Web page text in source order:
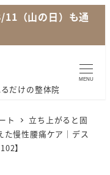
11（山の日）も通
だけの整体院
MENU
ト
立ち上がると固
慢性腰痛ケア｜デス
】